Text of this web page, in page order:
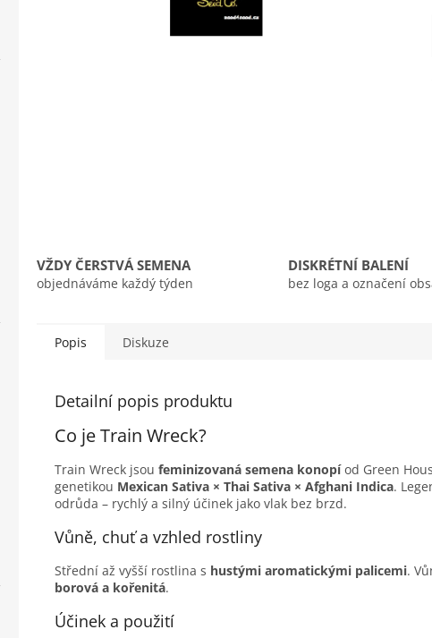
VŽDY ČERSTVÁ SEMENA
objednáváme každý týden
DISKRÉTNÍ BALENÍ
bez loga a označení
Popis Diskuze
Detailní popis produktu
Co je Train Wreck?
Train Wreck jsou feminizovaná semena konopíod Green
genetikou Mexican Sativa × Thai Sativa × Afghani Indica.
odrůda – rychlý a silný účinek jako vlak bez brzd.
Vůně, chuť a vzhled rostliny
Střední až vyšší rostlina s hustými aromatickými palicemi.
borová a kořenitá.
Účinek a použití